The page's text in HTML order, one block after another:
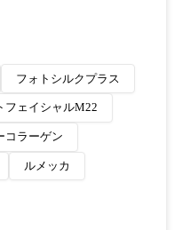
フォトシルクプラス
フェイシャルM22
コラーゲン
ルメッカ